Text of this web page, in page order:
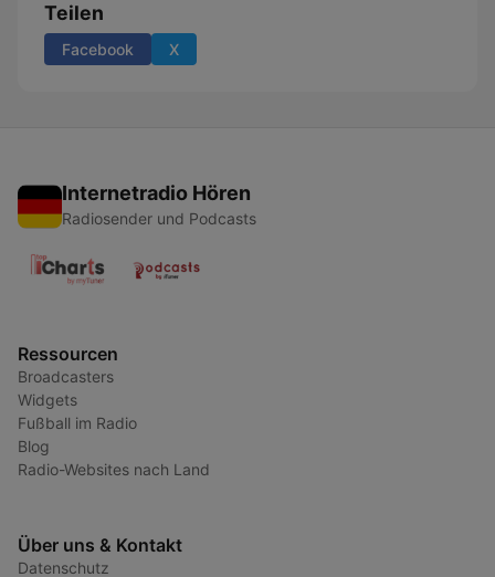
Teilen
Facebook X
Internetradio Hören
Radiosender und Podcasts
Ressourcen
Broadcasters
Widgets
Fußball im Radio
Blog
Radio-Websites nach Land
Über uns & Kontakt
Datenschutz